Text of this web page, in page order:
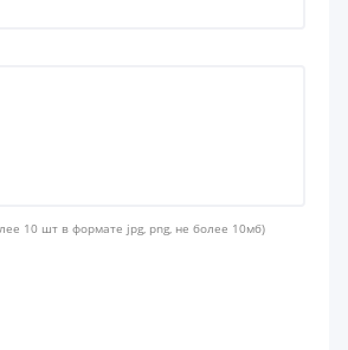
10 шт в формате jpg, png, не более 10мб)